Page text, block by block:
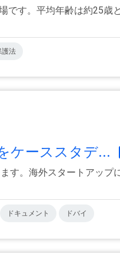
す。平均年齢は約25歳
護法
ケーススタデ...
す。海外スタートアッ
ドキュメント ドバイ